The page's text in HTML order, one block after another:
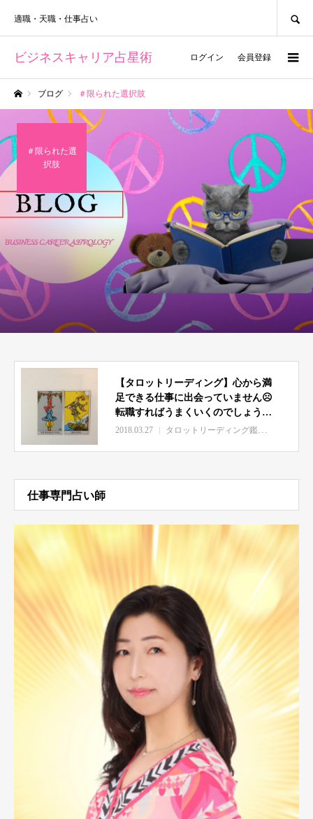
ビジネスキャリア占星術
適職・天職・仕事占い
ログイン 会員登録
ブログ ＃限られた選択肢
＃限られた選
択肢
【タロットリーディング】心から満
足できる仕事に出会っていません☹
転職すればうまくいくのでしょう
か？-30代女性-
2018.03.27 タロットリーディング鑑定例
仕事専門占い師